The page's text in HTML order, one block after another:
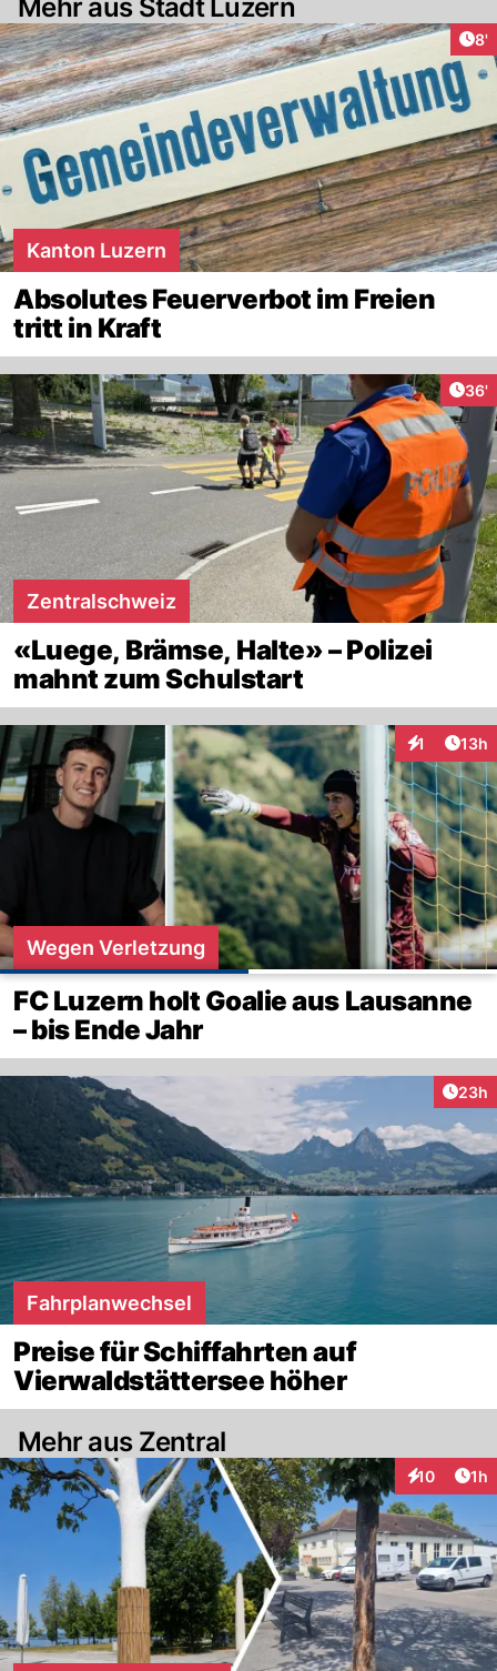
Mehr aus Stadt Luzern
8'
Kanton Luzern
Absolutes Feuerverbot im Freien
tritt in Kraft
36'
Zentralschweiz
«Luege, Brämse, Halte» – Polizei
mahnt zum Schulstart
1 13h
Wegen Verletzung
FC Luzern holt Goalie aus Lausanne
– bis Ende Jahr
23h
Fahrplanwechsel
Preise für Schiffahrten auf
Vierwaldstättersee höher
Mehr aus Zentral
10 1h